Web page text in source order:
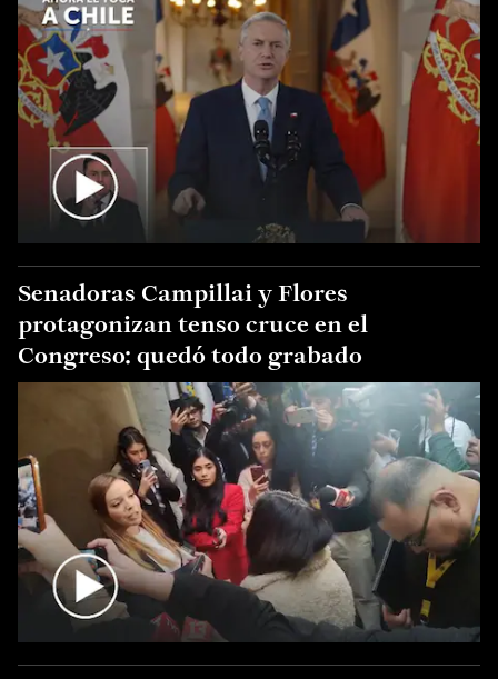
Senadoras Campillai y Flores
protagonizan tenso cruce en el
Congreso: quedó todo grabado